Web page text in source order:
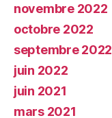
novembre 2022
octobre 2022
septembre 2022
juin 2022
juin 2021
mars 2021